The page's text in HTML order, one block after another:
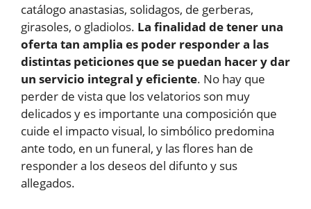
catálogo anastasias, solidagos, de gerberas,
girasoles, o gladiolos. La finalidad de tener una
oferta tan amplia es poder responder a las
distintas peticiones que se puedan hacer y dar
un servicio integral y eficiente. No hay que
perder de vista que los velatorios son muy
delicados y es importante una composición que
cuide el impacto visual, lo simbólico predomina
ante todo, en un funeral, y las flores han de
responder a los deseos del difunto y sus
allegados.